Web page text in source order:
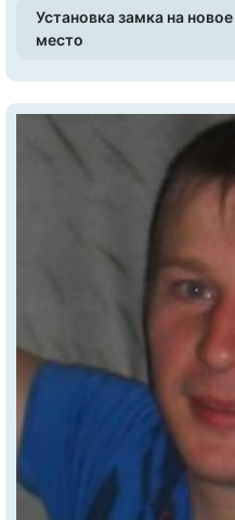
Установка замка на новое
место